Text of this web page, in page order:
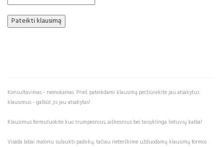
Konsultavimas - nemokamas. Prieš pateikdami klausimą peržiūrėkite jau atsakytus
klausimus - galbūt jis jau atsakytas!
Klausimus formuluokite kuo trumpesnius, aiškesnius bei taisyklinga lietuvių kalba!
Visada labai malonu sulaukti padėkų, tačiau neterškime užduodamų klausimų formos